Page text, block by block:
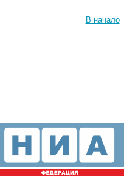
В начало